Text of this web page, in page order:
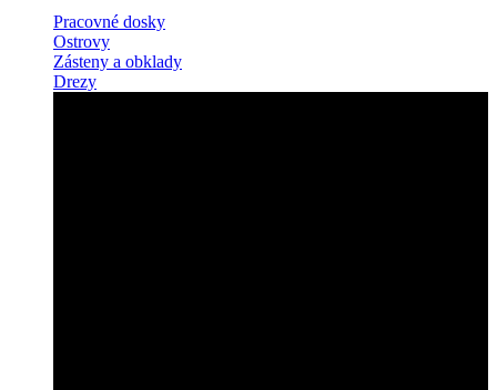
Pracovné dosky
Ostrovy
Zásteny a obklady
Drezy